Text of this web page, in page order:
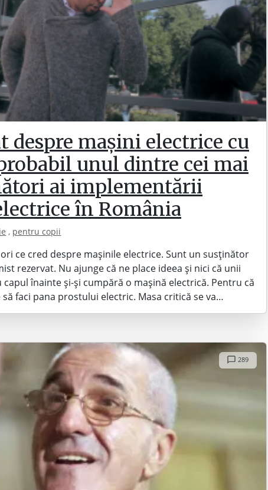
despre mașini electrice cu
unul dintre cei mai
ai implementării
în România
, pentru copii
ce cred despre mașinile electrice. Sunt un susținător
rezervat. Nu ajunge că ne place ideea și nici că unii
înainte și-și cumpără o mașină electrică. Pentru că
faci pana prostului electric. Masa critică se va…
289